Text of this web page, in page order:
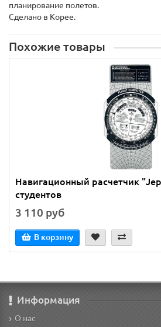
планирование полетов.
Сделано в Корее.
Похожие товары
Навигационный расчетчик
студентов
3 110 руб
В корзину
Информация
О нас